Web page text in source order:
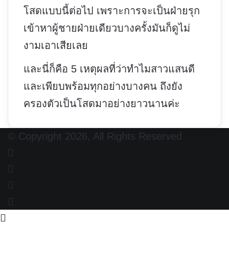
โสดแบบนี้ต่อไป เพราะการจะเป็นฝ่ายรุก
เข้าหาผู้ชายฝ่ายเดียวบางครั้งมันก็ดูไม่
งามเอาเสียเลย
และนี่ก็คือ 5 เหตุผลที่ว่าทำไมสาวแสนดี
และเพียบพร้อมทุกอย่างบางคน ถึงยัง
ครองตัวเป็นโสดมาอย่างยาวนานค่ะ
© Copyright 2026, All Rights Reserved